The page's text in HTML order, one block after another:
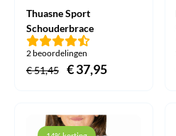
Thuasne Sport
Schouderbrace
2 beoordelingen
€51,45
Oorspronkelijke
€ 51,45.
€37,95